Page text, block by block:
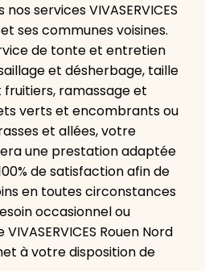
services VIVASERVICES
ses communes voisines.
de tonte et entretien
et désherbage, taille
ramassage et
verts et encombrants ou
et allées, votre
une prestation adaptée
de satisfaction afin de
en toutes circonstances
occasionnel ou
Rouen Nord
à votre disposition de